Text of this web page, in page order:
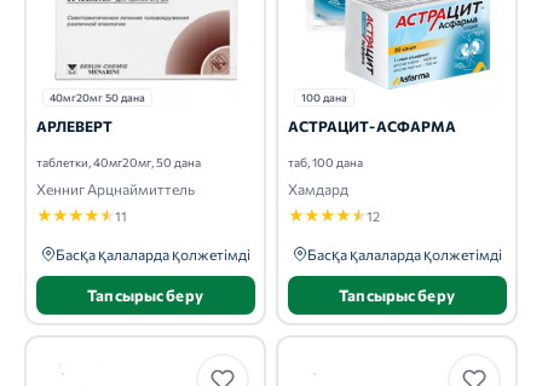
40мг20мг 50 дана
АРЛЕВЕРТ
таблетки, 40мг20мг, 50 дана
Хенниг Арцнаймиттель
★★★★★11
Басқа қалаларда қолжетімді
Тапсырыс беру
100 дана
АСТРАЦИТ-АСФАРМА
таб, 100 дана
Хамдард
★★★★★12
Басқа қалаларда қолжетімді
Тапсырыс беру